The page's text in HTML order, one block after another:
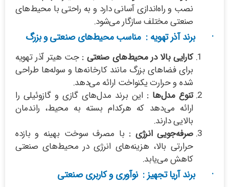
نصب و راه‌اندازی آسانی دارد و به راحتی با محیط‌های
صنعتی مختلف سازگار می‌شود.
· برند آذر تهویه : مناسب محیط‌های صنعتی و بزرگ
کارایی بالا در محیط‌های صنعتی :جت هیتر آذر تهویه
برای فضاهای بزرگ مانند کارخانه‌ها و سوله‌ها طراحی
شده و حرارت یکنواخت ارائه می‌دهد.
تنوع مدل‌ها : این برند مدل‌های گازی و گازوئیلی را
ارائه می‌دهد که هرکدام بسته به محیط، راندمان
بالایی دارند.
صرفه‌جویی انرژی : با مصرف سوخت بهینه و بازده
حرارتی بالا، هزینه‌های انرژی در محیط‌های صنعتی
کاهش می‌یابد.
· برند آریا تجهیز : نوآوری و کاربری صنعتی